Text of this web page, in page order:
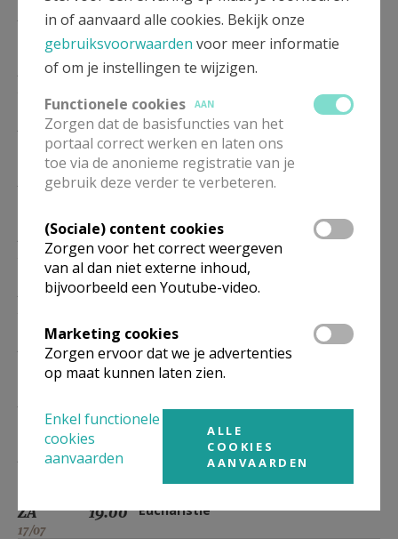
19.00 Eucharistie
19.00 Eucharistie
19.00 Eucharistie
19.00 Eucharistie
20/02
19.00 Eucharistie
19.00 Eucharistie
19.00 Eucharistie
19.00 Eucharistie
ZA
17/07
19.00 Eucharistie
in of aanvaard alle cookies. Bekijk onze
gebruiksvoorwaarden voor meer informatie
of om je instellingen te wijzigen.
Functionele cookies
AAN
Zorgen dat de basisfuncties van het
portaal correct werken en laten ons
toe via de anonieme registratie van je
gebruik deze verder te verbeteren.
(Sociale) content cookies
Zorgen voor het correct weergeven
van al dan niet externe inhoud,
bijvoorbeeld een Youtube-video.
Marketing cookies
Zorgen ervoor dat we je advertenties
op maat kunnen laten zien.
Enkel functionele
cookies
aanvaarden
ALLE
COOKIES
AANVAARDEN